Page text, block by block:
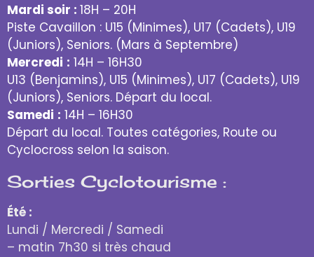
Mardi soir : 18H – 20H
Piste Cavaillon : U15 (Minimes), U17 (Cadets), U19
(Juniors), Seniors. (Mars à Septembre)
Mercredi : 14H – 16H30
U13 (Benjamins), U15 (Minimes), U17 (Cadets), U19
(Juniors), Seniors. Départ du local.
Samedi : 14H – 16H30
Départ du local. Toutes catégories, Route ou
Cyclocross selon la saison.
Sorties Cyclotourisme :
Été :
Lundi / Mercredi / Samedi
– matin 7h30 si très chaud